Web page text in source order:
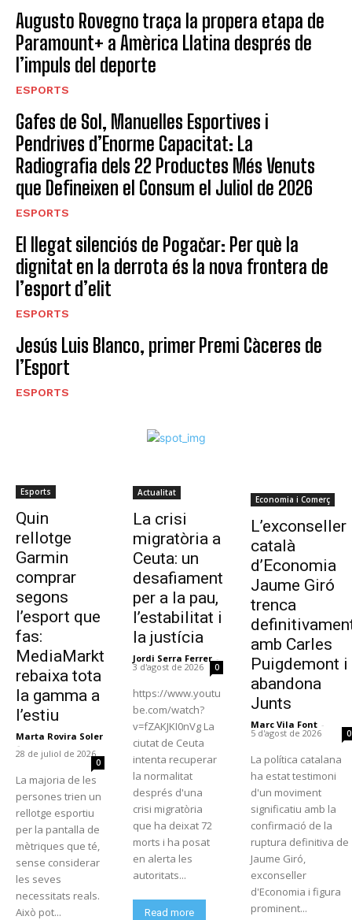
Augusto Rovegno traça la propera etapa de
Paramount+ a Amèrica Llatina després de
l’impuls del deporte
ESPORTS
Gafes de Sol, Manuelles Esportives i
Pendrives d’Enorme Capacitat: La
Radiografia dels 22 Productes Més Venuts
que Defineixen el Consum el Juliol de 2026
ESPORTS
El llegat silenciós de Pogačar: Per què la
dignitat en la derrota és la nova frontera de
l’esport d’elit
ESPORTS
Jesús Luis Blanco, primer Premi Càceres de
l’Esport
ESPORTS
Esports
Quin
rellotge
Garmin
comprar
segons
l’esport que
fas:
MediaMarkt
rebaixa tota
la gamma a
l’estiu
Marta Rovira Soler
-
28 de juliol de 2026
0
La majoria de les
persones trien un
rellotge esportiu
per la pantalla de
mètriques que té,
sense considerar
les seves
necessitats reals.
Això pot...
Actualitat
La crisi
migratòria a
Ceuta: un
desafiament
per a la pau,
l’estabilitat i
la justícia
Jordi Serra Ferrer -
3 d'agost de 2026 0
https://www.youtu
be.com/watch?
v=fZAKJKI0nVg La
ciutat de Ceuta
intenta recuperar
la normalitat
després d'una
crisi migratòria
que ha deixat 72
morts i ha posat
en alerta les
autoritats...
Read more
Economia i Comerç
L’exconseller
català
d’Economia
Jaume Giró
trenca
amb Carles
Puigdemont i
abandona
Junts
Marc Vila Font -
5 d'agost de 2026 0
La política catalana
ha estat testimoni
d'un moviment
significatiu amb la
confirmació de la
ruptura definitiva de
Jaume Giró,
exconseller
d'Economia i figura
prominent...